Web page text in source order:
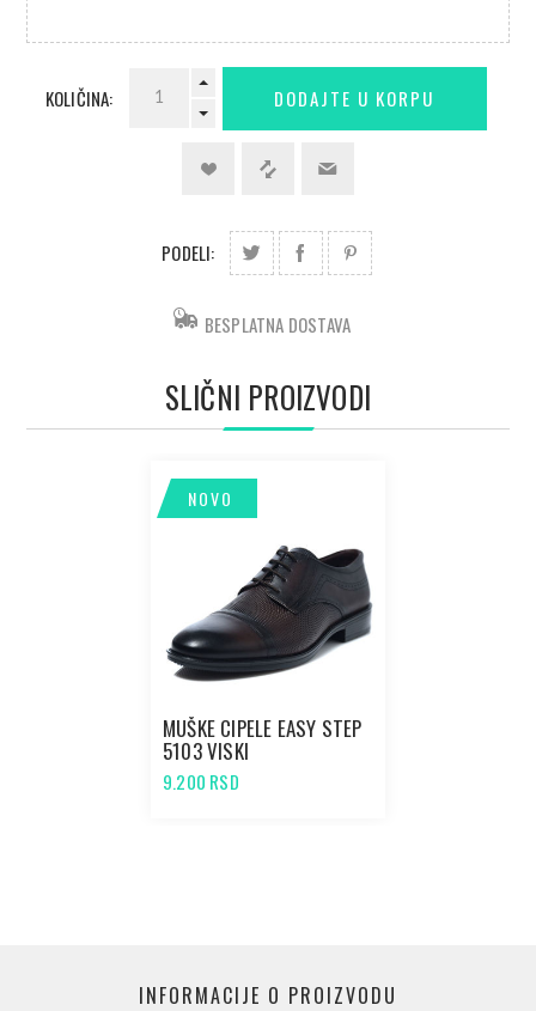
KOLIČINA:
PODELI:
BESPLATNA DOSTAVA
SLIČNI PROIZVODI
NOVO
MUŠKE CIPELE EASY STEP
5103 VISKI
9.200 RSD
INFORMACIJE O PROIZVODU